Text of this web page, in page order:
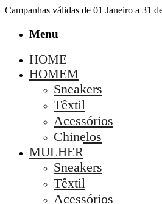
Campanhas válidas de 01 Janeiro a 31
Menu
HOME
HOMEM
Sneakers
Têxtil
Acessórios
Chinelos
MULHER
Sneakers
Têxtil
Acessórios